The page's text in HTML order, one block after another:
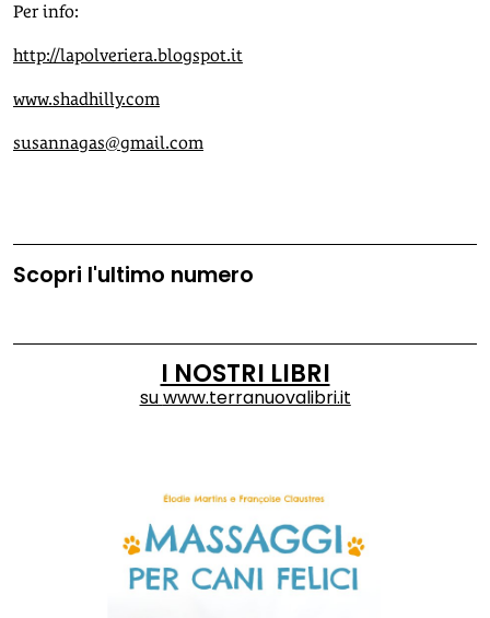
Per info:
http://lapolveriera.blogspot.it
www.shadhilly.com
susannagas@gmail.com
Scopri l'ultimo numero
I NOSTRI LIBRI
suwww.terranuovalibri.it